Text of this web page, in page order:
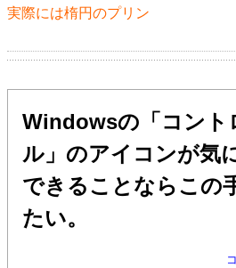
実際には楕円のプリン
Windowsの「コント
ル」のアイコンが気
できることならこの
たい。